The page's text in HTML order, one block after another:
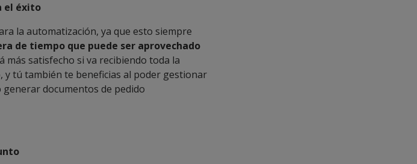
el éxito
la automatización, ya que esto siempre
de tiempo que puede ser aprovechado
más satisfecho si va recibiendo toda la
y tú también te beneficias al poder gestionar
documentos de pedido